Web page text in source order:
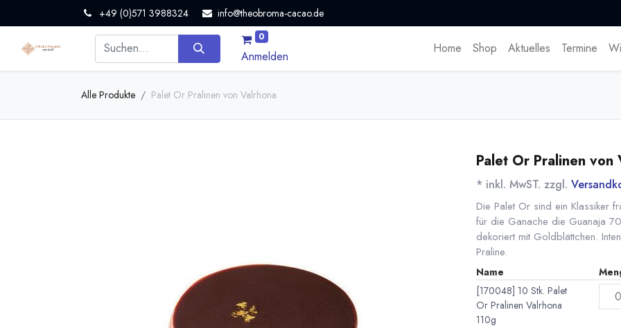
+49 (0)571 3988324 info@theobroma-cacao.de
0
Anmelden
Home Shop Aktuelles Termine
Alle Produkte Palet Or Pralinen von Valrhona
Palet Or Pralinen von
* inkl. MwST. zzgl.
Die Palet Or sind ein Klassiker
für die Ganache die Guanaja
dekoriert mit Goldblättchen.
Praline.
Name
[170048] 10 Stk. Palet
Or Pralinen Valrhona
110g